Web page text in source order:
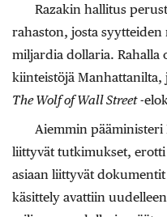
Razakin hallitus
rahaston, josta
miljardia dollaria. Rahalla
kiinteistöjä Manhattanilta,
The Wolf of Wall Street-
Aiemmin pääministeri
liittyvät tutkimukset, erotti
asiaan liittyvät
käsittely avattiin